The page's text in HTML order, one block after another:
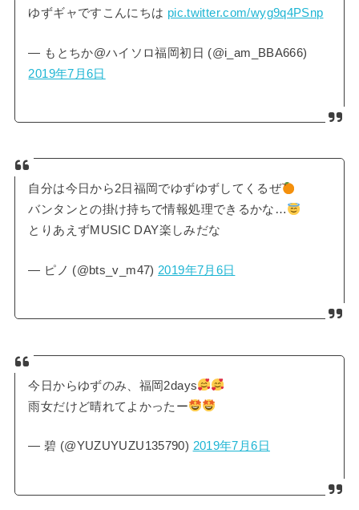
ゆずギャですこんにちは pic.twitter.com/wyg9q4PSnp
— もとちか@ハイソロ福岡初日 (@i_am_BBA666)
2019年7月6日
自分は今日から2日福岡でゆずゆずしてくるぜ
バンタンとの掛け持ちで情報処理できるかな…
とりあえずMUSIC DAY楽しみだな
— ピノ (@bts_v_m47) 2019年7月6日
今日からゆずのみ、福岡2days
雨女だけど晴れてよかったー
— 碧 (@YUZUYUZU135790) 2019年7月6日